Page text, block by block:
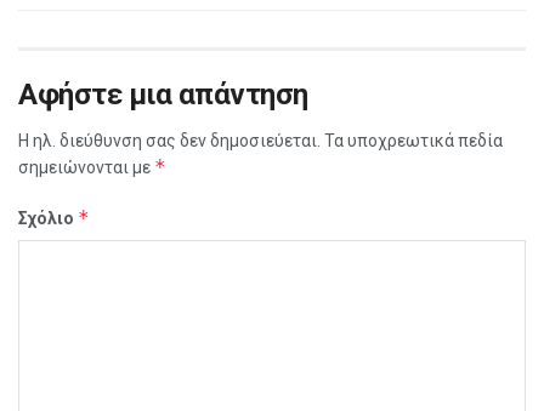
Αφήστε μια απάντηση
Η ηλ. διεύθυνση σας δεν δημοσιεύεται. Τα υποχρεωτικά πεδία
σημειώνονται με *
Σχόλιο *